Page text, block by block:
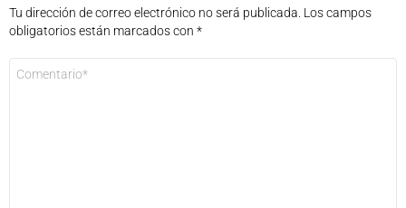
Tu dirección de correo electrónico no será publicada. Los campos
obligatorios están marcados con *